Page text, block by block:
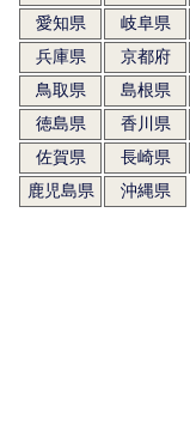
愛知県
岐阜県
兵庫県
京都府
鳥取県
島根県
徳島県
香川県
佐賀県
長崎県
鹿児島県
沖縄県